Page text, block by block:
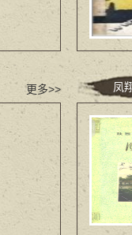
更多>> 凤